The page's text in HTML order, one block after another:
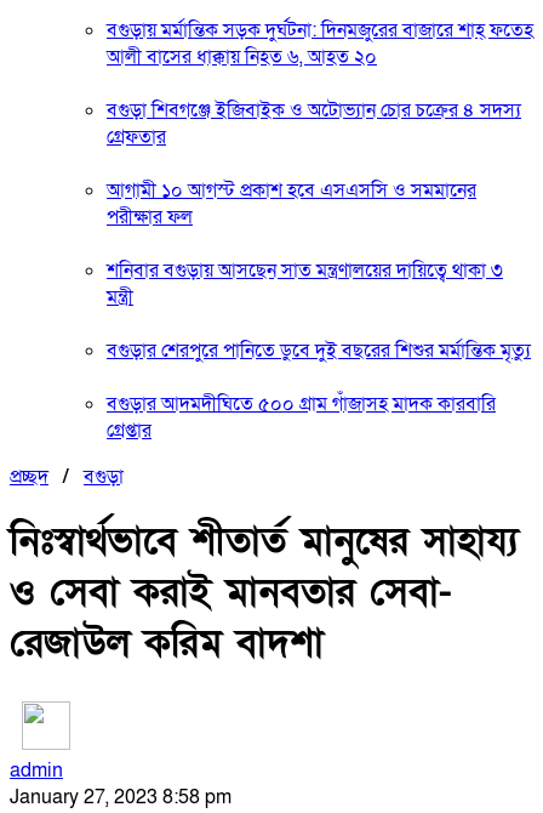
বগুড়ায় মর্মান্তিক সড়ক দুর্ঘটনা: দিনমজুরের বাজারে শাহ্ ফতেহ
আলী বাসের ধাক্কায় নিহত ৬, আহত ২০
বগুড়া শিবগঞ্জে ইজিবাইক ও অটোভ্যান চোর চক্রের ৪ সদস্য
গ্রেফতার
আগামী ১০ আগস্ট প্রকাশ হবে এসএসসি ও সমমানের
পরীক্ষার ফল
শনিবার বগুড়ায় আসছেন সাত মন্ত্রণালয়ের দায়িত্বে থাকা ৩
মন্ত্রী
বগুড়ার শেরপুরে পানিতে ডুবে দুই বছরের শিশুর মর্মান্তিক মৃত্যু
বগুড়ার আদমদীঘিতে ৫০০ গ্রাম গাঁজাসহ মাদক কারবারি
গ্রেপ্তার
প্রচ্ছদ/বগুড়া
নিঃস্বার্থভাবে শীতার্ত মানুষের সাহায্য
ও সেবা করাই মানবতার সেবা-
রেজাউল করিম বাদশা
admin
January 27, 2023 8:58 pm